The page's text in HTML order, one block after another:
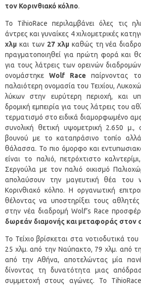
τον Κορινθιακό κόλπο.
Το TihioRace περιλαμβάνει όλες τις
άντρες και γυναίκες 4 χιλιομετρικές
χλμ και των 27 χλμ καθώς τη νέα
πραγματοποιηθεί για πρώτη φορά και
για τους λάτρεις των ορεινών
ονομάστηκεWolf Race παίρνοντας
παλαιότερη ονομασία του Τειχίου,
λύκων στην ευρύτερη περιοχή, και
δρομική εμπειρία για τους λάτρεις του
τερματισμό στο ειδικά διαμορφωμένο
συνολική θετική υψομετρική 2.650
βουνού με το καταπράσινο τοπίο
θάλασσα. Το πιο όμορφο και
είναι το παλιό, πετρόχτιστο
Σεργούλα με τον παλιό οικισμό
απολαύσουν την μαγευτική θέα του
Κορινθιακό κόλπο. Η οργανωτική
θέλοντας να υποστηρίξει τους
στην νέα διαδρομή Wolf’s Race
δωρεάν διαμονής και μεταφοράς στον
Το Τείχιο βρίσκεται στα νοτιοδυτικά
25 χλμ. από την Ναύπακτο, 79 χλμ. από
από την Αθήνα, αποτελώντας μία
δίνοντας τη δυνατότητα μιας
συμμετοχή στους αγώνες. Το